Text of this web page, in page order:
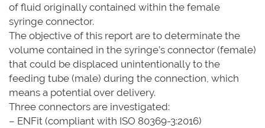
of fluid originally contained within the female
syringe connector.
The objective of this report are to determinate the
volume contained in the syringe’s connector (female)
that could be displaced unintentionally to the
feeding tube (male) during the connection, which
means a potential over delivery.
Three connectors are investigated:
– ENFit (compliant with ISO 80369-3:2016)